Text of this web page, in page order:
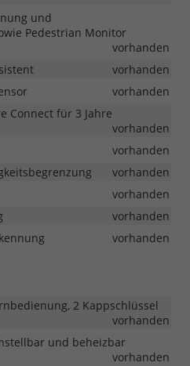
und
Pedestrian Monitor
vorhanden
vorhanden
vorhanden
Connect für 3 Jahre
vorhanden
vorhanden
vorhanden
vorhanden
vorhanden
vorhanden
2 Kappschlüssel
vorhanden
und beheizbar
vorhanden